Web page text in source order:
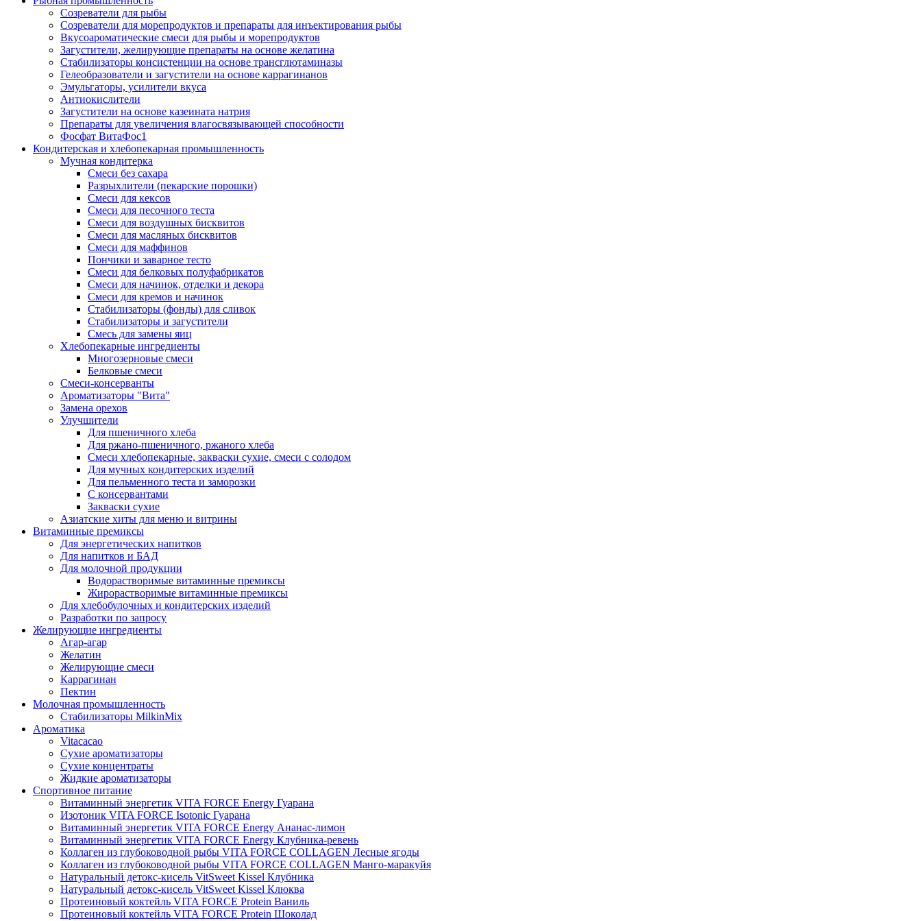
Созреватели для рыбы
Созреватели для морепродуктов и препараты для инъектирования рыбы
Вкусоароматические смеси для рыбы и морепродуктов
Загустители, желирующие препараты на основе желатина
Стабилизаторы консистенции на основе трансглютаминазы
Гелеобразователи и загустители на основе каррагинанов
Эмульгаторы, усилители вкуса
Антиокислители
Загустители на основе казеината натрия
Препараты для увеличения влагосвязывающей способности
Фосфат ВитаФос1
Кондитерская и хлебопекарная промышленность
Мучная кондитерка
Смеси без сахара
Разрыхлители (пекарские порошки)
Смеси для кексов
Смеси для песочного теста
Смеси для воздушных бисквитов
Смеси для масляных бисквитов
Смеси для маффинов
Пончики и заварное тесто
Cмеси для белковых полуфабрикатов
Смеси для начинок, отделки и декора
Смеси для кремов и начинок
Стабилизаторы (фонды) для сливок
Стабилизаторы и загустители
Смесь для замены яиц
Хлебопекарные ингредиенты
Многозерновые смеси
Белковые смеси
Смеси-консерванты
Ароматизаторы "Вита"
Замена орехов
Улучшители
Для пшеничного хлеба
Для ржано-пшеничного, ржаного хлеба
Смеси хлебопекарные, закваски сухие, смеси с солодом
Для мучных кондитерских изделий
Для пельменного теста и заморозки
С консервантами
Закваски сухие
Азиатские хиты для меню и витрины
Витаминные премиксы
Для энергетических напитков
Для напитков и БАД
Для молочной продукции
Водорастворимые витаминные премиксы
Жирорастворимые витаминные премиксы
Для хлебобулочных и кондитерских изделий
Разработки по запросу
Желирующие ингредиенты
Агар-агар
Желатин
Желирующие смеси
Каррагинан
Пектин
Молочная промышленность
Стабилизаторы MilkinMix
Ароматика
Vitacacao
Сухие ароматизаторы
Сухие концентраты
Жидкие ароматизаторы
Спортивное питание
Витаминный энергетик VITA FORCE Energy Гуарана
Изотоник VITA FORCE Isotonic Гуарана
Витаминный энергетик VITA FORCE Energy Ананас-лимон
Витаминный энергетик VITA FORCE Energy Клубника-ревень
Коллаген из глубоководной рыбы VITA FORCE COLLAGEN Лесные ягоды
Коллаген из глубоководной рыбы VITA FORCE COLLAGEN Манго-маракуйя
Натуральный детокс-кисель VitSweet Kissel Клубника
Натуральный детокс-кисель VitSweet Kissel Клюква
Протеиновый коктейль VITA FORCE Protein Ваниль
Протеиновый коктейль VITA FORCE Protein Шоколад